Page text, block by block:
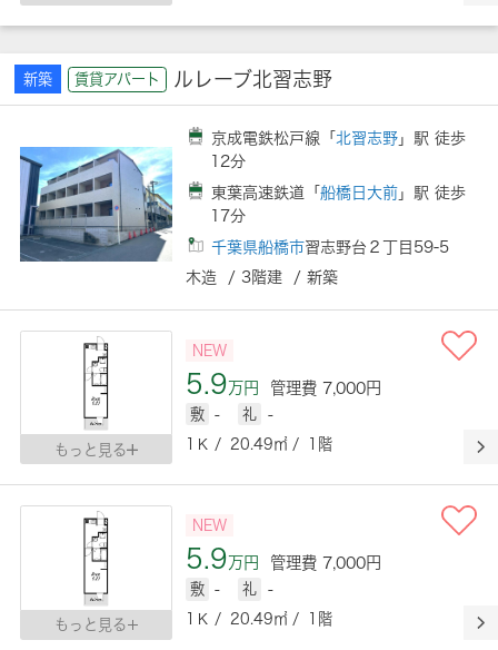
新築 賃貸アパート ルレーブ北習志野
京成電鉄松戸線「 北習志野 」駅 徒歩
12分
東葉高速鉄道「船橋日大前 」駅 徒歩
17分
千葉県船橋市習志野台２丁目59-5
木造 / 3階建 / 新築
もっと見る
NEW
5.9万円 管理費 7,000円
敷 - 礼
-
1Ｋ / 20.49㎡ / 1階
もっと見る
NEW
5.9万円 管理費 7,000円
敷 - 礼
-
1Ｋ / 20.49㎡ / 1階